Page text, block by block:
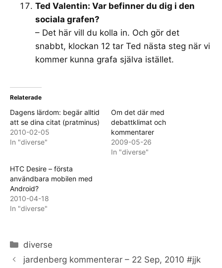
Ted Valentin: Var befinner du dig i den
sociala grafen?
– Det här vill du kolla in. Och gör det
snabbt, klockan 12 tar Ted nästa steg när vi
kommer kunna grafa själva istället.
Relaterade
Dagens lärdom: begär alltid
att se dina citat (pratminus)
2010-02-05
In "diverse"
Om det där med
debattklimat och
kommentarer
2009-05-26
In "diverse"
HTC Desire – första
användbara mobilen med
Android?
2010-04-18
In "diverse"
Categories
diverse
jardenberg kommenterar – 22 Sep, 2010 #jjk